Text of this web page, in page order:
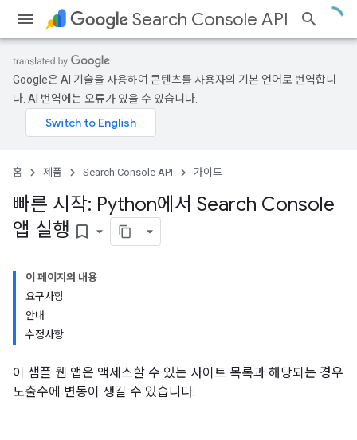
Search Console API
Google은 AI 기술을 사용하여 콘텐츠를 사용자의 기본 언어로 번역합니
다. AI 번역에는 오류가 있을 수 있습니다.
홈 제품 Search Console API 가이드
빠른 시작: Python에서 Search Console
앱 실행 bookmark_border
이 페이지의 내용
요구사항
안내
수정사항
이 샘플 웹 앱은 액세스할 수 있는 사이트 목록과 해당되는 경우
노출수에 변동이 생길 수 있습니다.